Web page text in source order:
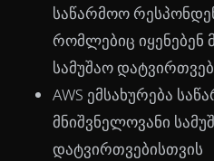
საწარმოო
რომლებიც იყენებენ
სამუშაო
AWS ემსახურება
მნიშვნელოვანი
დატვირთვებისთვის